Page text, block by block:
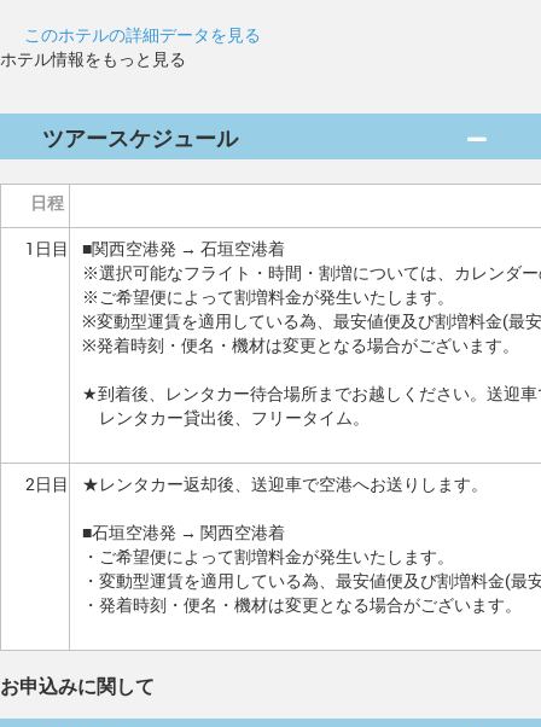
このホテルの詳細データを見る
ホテル情報をもっと見る
ツアースケジュール
日程
1日目
■関西空港発 → 石垣空港着
※選択可能なフライト・時間・割増については、カレンダ
※ご希望便によって割増料金が発生いたします。
※変動型運賃を適用している為、最安値便及び割増料金(最
※発着時刻・便名・機材は変更となる場合がございます。
★到着後、レンタカー待合場所までお越しください。送迎
レンタカー貸出後、フリータイム。
2日目 ★レンタカー返却後、送迎車で空港へお送りします。
■石垣空港発 → 関西空港着
・ご希望便によって割増料金が発生いたします。
・変動型運賃を適用している為、最安値便及び割増料金(
・発着時刻・便名・機材は変更となる場合がございます。
お申込みに関して